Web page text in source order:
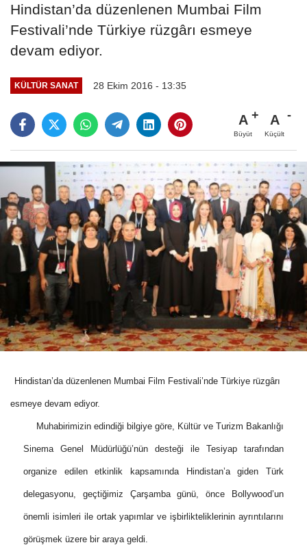
Hindistan’da düzenlenen Mumbai Film
Festivali’nde Türkiye rüzgârı esmeye
devam ediyor.
KÜLTÜR SANAT 28 Ekim 2016 - 13:35
A
Büyüt
A
Küçült
Hindistan’da düzenlenen Mumbai Film Festivali’nde Türkiye rüzgârı
esmeye devam ediyor.
Muhabirimizin edindiği bilgiye göre, Kültür ve Turizm Bakanlığı
Sinema Genel Müdürlüğü’nün desteği ile Tesiyap tarafından
organize edilen etkinlik kapsamında Hindistan’a giden Türk
delegasyonu, geçtiğimiz Çarşamba günü, önce Bollywood’un
önemli isimleri ile ortak yapımlar ve işbirlikteliklerinin ayrıntılarını
görüşmek üzere bir araya geldi.